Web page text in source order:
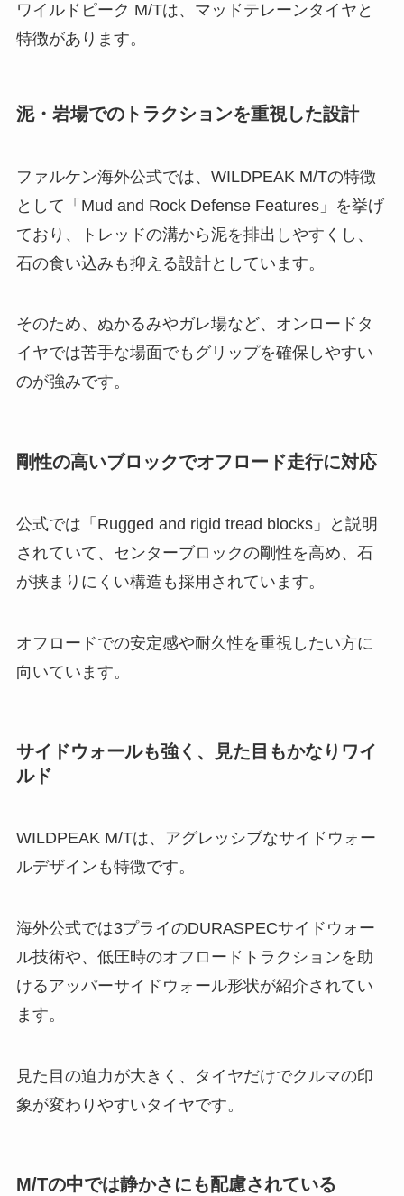
ワイルドピーク M/Tは、マッドテレーンタイヤと
特徴があります。
泥・岩場でのトラクションを重視した設計
ファルケン海外公式では、WILDPEAK M/Tの特徴
として「Mud and Rock Defense Features」を挙げ
ており、トレッドの溝から泥を排出しやすくし、
石の食い込みも抑える設計としています。
そのため、ぬかるみやガレ場など、オンロードタ
イヤでは苦手な場面でもグリップを確保しやすい
のが強みです。
剛性の高いブロックでオフロード走行に対応
公式では「Rugged and rigid tread blocks」と説明
されていて、センターブロックの剛性を高め、石
が挟まりにくい構造も採用されています。
オフロードでの安定感や耐久性を重視したい方に
向いています。
サイドウォールも強く、見た目もかなりワイ
ルド
WILDPEAK M/Tは、アグレッシブなサイドウォー
ルデザインも特徴です。
海外公式では3プライのDURASPECサイドウォー
ル技術や、低圧時のオフロードトラクションを助
けるアッパーサイドウォール形状が紹介されてい
ます。
見た目の迫力が大きく、タイヤだけでクルマの印
象が変わりやすいタイヤです。
M/Tの中では静かさにも配慮されている